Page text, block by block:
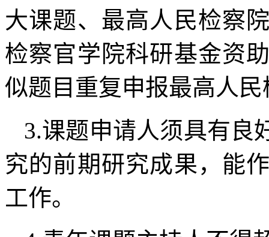
大课题、最高人民检察
检察官学院科研基金资
似题目重复申报最高人
3.课题申请人须具有良
究的前期研究成果，能
工作。